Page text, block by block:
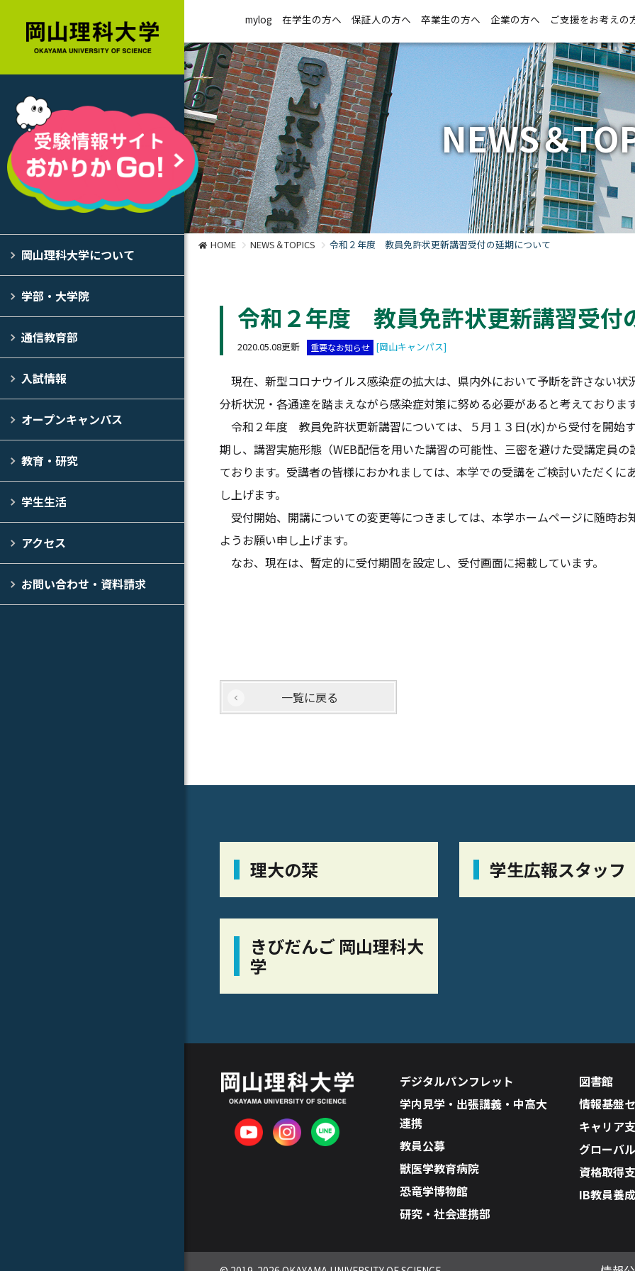
岡山理科大学について
学部・大学院
通信教育部
入試情報
オープンキャンパス
教育・研究
学生生活
アクセス
お問い合わせ・資料請求
mylog 在学生の方へ 保証人の方へ 卒業生の方へ 企業の方へ ご支援をお考えの
NEWS＆
HOME NEWS＆TOPICS 令和２年度 教員免許状更新講習受付の延期について
令和２年度 教員免許状更新講習受付
2020.05.08更新 重要なお知らせ [岡山キャンパス]
現在、新型コロナウイルス感染症の拡大は、県内外において予断を許さない
分析状況・各通達を踏まえながら感染症対策に努める必要があると考えておりま
令和２年度 教員免許状更新講習については、５月１３日(水)から受付を開始
期し、講習実施形態（WEB配信を用いた講習の可能性、三密を避けた受講定員
ております。受講者の皆様におかれましては、本学での受講をご検討いただく
し上げます。
受付開始、開講についての変更等につきましては、本学ホームページに随時
ようお願い申し上げます。
なお、現在は、暫定的に受付期間を設定し、受付画面に掲載しています。
一覧に戻る
理大の栞 学生広報スタッフ
きびだんご 岡山理科大
学
デジタルパンフレット
学内見学・出張講義・中高大
連携
教員公募
獣医学教育病院
恐竜学博物館
研究・社会連携部
図書館
情報基盤
キャリア
グローバ
資格取得
IB教員養